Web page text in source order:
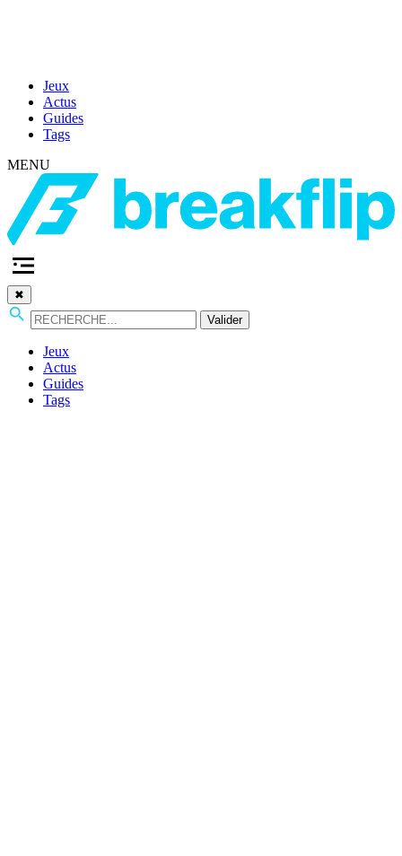
Jeux
Actus
Guides
Tags
MENU
✖
Valider
Jeux
Actus
Guides
Tags